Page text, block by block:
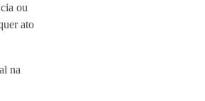
ou
ato
na